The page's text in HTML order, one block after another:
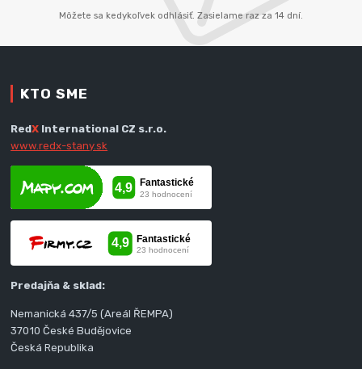
Môžete sa kedykoľvek odhlásiť. Zasielame raz za 14 dní.
KTO SME
RedX International CZ s.r.o.
www.redx-stany.sk
Predajňa & sklad:
Nemanická 437/5 (Areál ŘEMPA)
37010 České Budějovice
Česká Republika